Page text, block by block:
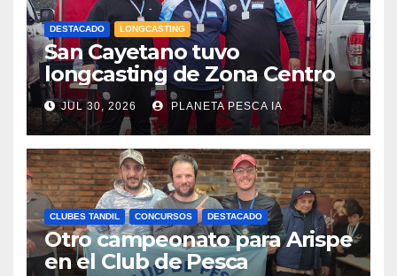
DESTACADO LONGCASTING
San Cayetano tuvo
longcasting de Zona Centro
JUL 30, 2026 PLANETA PESCA IA
CLUBES TANDIL CONCURSOS DESTACADO
Otro campeonato para Arispe
en el Club de Pesca